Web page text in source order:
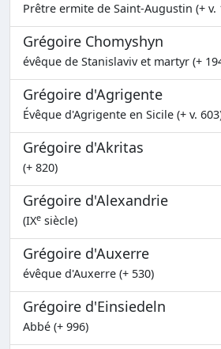
Prêtre ermite de Saint-Augustin (+ v.
Grégoire Chomyshyn
évêque de Stanislaviv et martyr (+
Grégoire d'Agrigente
Évêque d'Agrigente en Sicile (+ v.
Grégoire d'Akritas
(+ 820)
Grégoire d'Alexandrie
(IXe siècle)
Grégoire d'Auxerre
évêque d'Auxerre (+ 530)
Grégoire d'Einsiedeln
Abbé (+ 996)